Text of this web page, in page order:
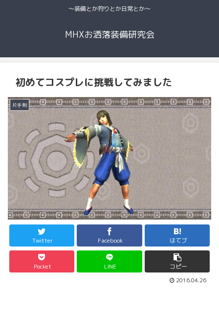
〜装備とか狩りとか日常とか〜
MHXお洒落装備研究会
初めてコスプレに挑戦してみました
片手剣
Twitter Facebook はてブ
Pocket LINE コピー
2016.04.26